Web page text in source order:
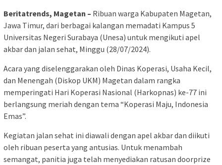
Beritatrends, Magetan – Ribuan warga Kabupaten Magetan,
Jawa Timur, dari berbagai kalangan memadati Kampus 5
Universitas Negeri Surabaya (Unesa) untuk mengikuti apel
akbar dan jalan sehat, Minggu (28/07/2024).
Acara yang diselenggarakan oleh Dinas Koperasi, Usaha Kecil,
dan Menengah (Diskop UKM) Magetan dalam rangka
memperingati Hari Koperasi Nasional (Harkopnas) ke-77 ini
berlangsung meriah dengan tema “Koperasi Maju, Indonesia
Emas”.
Kegiatan jalan sehat ini diawali dengan apel akbar dan diikuti
oleh ribuan peserta yang antusias. Untuk menambah
semangat, panitia juga telah menyediakan ratusan doorprize